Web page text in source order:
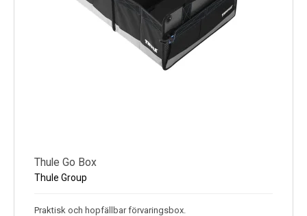
Thule Go Box
Thule Group
Praktisk och hopfällbar förvaringsbox.